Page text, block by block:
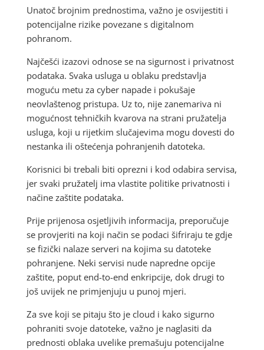
Unatoč brojnim prednostima, važno je osvijestiti i
potencijalne rizike povezane s digitalnom
pohranom.
Najčešći izazovi odnose se na sigurnost i privatnost
podataka. Svaka usluga u oblaku predstavlja
moguću metu za cyber napade i pokušaje
neovlaštenog pristupa. Uz to, nije zanemariva ni
mogućnost tehničkih kvarova na strani pružatelja
usluga, koji u rijetkim slučajevima mogu dovesti do
nestanka ili oštećenja pohranjenih datoteka.
Korisnici bi trebali biti oprezni i kod odabira servisa,
jer svaki pružatelj ima vlastite politike privatnosti i
načine zaštite podataka.
Prije prijenosa osjetljivih informacija, preporučuje
se provjeriti na koji način se podaci šifriraju te gdje
se fizički nalaze serveri na kojima su datoteke
pohranjene. Neki servisi nude napredne opcije
zaštite, poput end-to-end enkripcije, dok drugi to
još uvijek ne primjenjuju u punoj mjeri.
Za sve koji se pitaju što je cloud i kako sigurno
pohraniti svoje datoteke, važno je naglasiti da
prednosti oblaka uvelike premašuju potencijalne